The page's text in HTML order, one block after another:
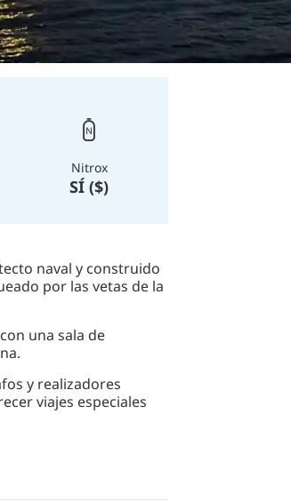
Nitrox
SÍ ($)
naval y construido
por las vetas de la
una sala de
y realizadores
viajes especiales
en cavernas,